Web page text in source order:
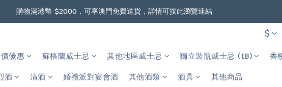
香港法律，不得在業務過程中，向未成年人售賣或供應令人醺醉的酒類。
購物滿港幣 $2000，可享澳門免費送貨，詳情可按此瀏覽連結
$
優惠 蘇格蘭威士忌 其他地區威士忌 獨立裝瓶威士忌 (IB) 香
酒
清酒 婚禮派對宴會酒 其他酒類 酒具 其他商品